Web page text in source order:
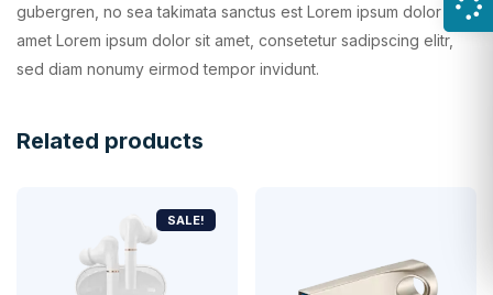
gubergren, no sea takimata sanctus est Lorem ipsum dolor sit
amet Lorem ipsum dolor sit amet, consetetur sadipscing elitr,
sed diam nonumy eirmod tempor invidunt.
Related products
SALE!